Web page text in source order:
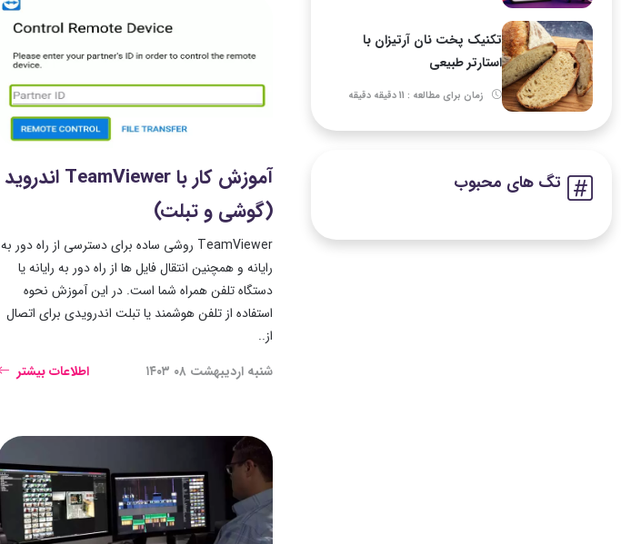
تکنیک پخت نان آرتیزان با
استارتر طبیعی
زمان برای مطالعه : 11 دقیقه دقیقه
تگ های محبوب
آموزش کار با TeamViewer اندروید
(گوشی و تبلت)
TeamViewer روشی ساده برای دسترسی از راه دور به
رایانه و همچنین انتقال فایل ها از راه دور به رایانه یا
دستگاه تلفن همراه شما است. در این آموزش نحوه
استفاده از تلفن هوشمند یا تبلت اندرویدی برای اتصال
از..
شنبه اردیبهشت ۰۸ ۱۴۰۳
اطلاعات بیشتر